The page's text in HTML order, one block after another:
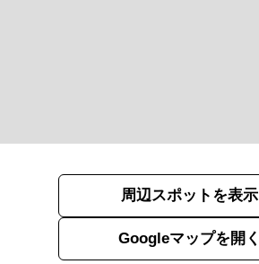
周辺スポットを表示
Googleマップを開く